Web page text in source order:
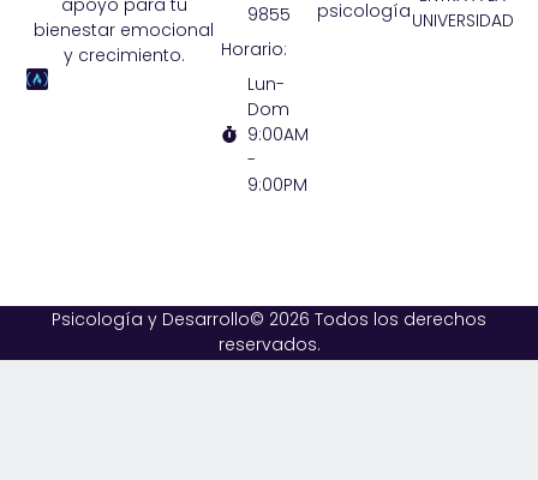
apoyo para tu
bienestar emocional
y crecimiento.
UNIVERSIDAD
psicología
9855
Horario:
Lun-
Dom
9:00AM
-
9:00PM
Psicología y Desarrollo© 2026 Todos los derechos
reservados.